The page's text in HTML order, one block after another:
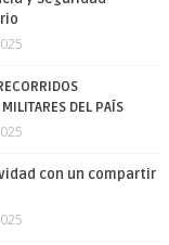
DEL PAÍS
con un compartir